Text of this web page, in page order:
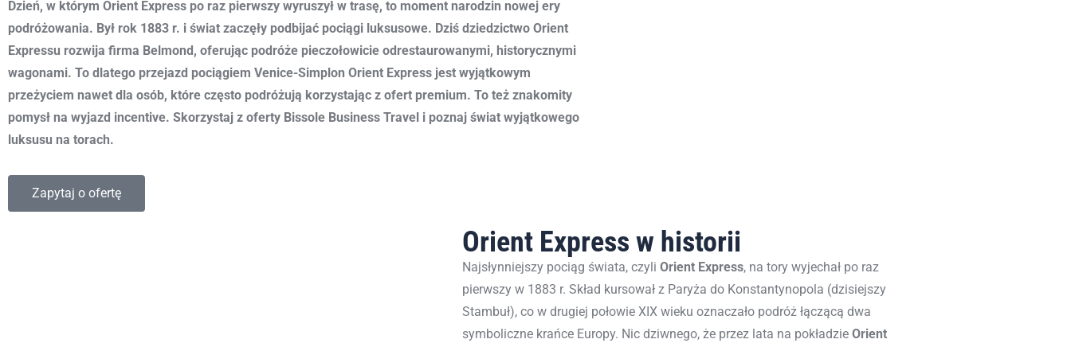
Dzień, w którym Orient Express po raz pierwszy wyruszył w trasę, to moment narodzin nowej ery
podróżowania. Był rok 1883 r. i świat zaczęły podbijać pociągi luksusowe. Dziś dziedzictwo Orient
Expressu rozwija firma Belmond, oferując podróże pieczołowicie odrestaurowanymi, historycznymi
wagonami. To dlatego przejazd pociągiem Venice-Simplon Orient Express jest wyjątkowym
przeżyciem nawet dla osób, które często podróżują korzystając z ofert premium. To też znakomity
pomysł na wyjazd incentive. Skorzystaj z oferty Bissole Business Travel i poznaj świat wyjątkowego
luksusu na torach.
Zapytaj o ofertę
Orient Express w historii
Najsłynniejszy pociąg świata, czyli Orient Express, na tory wyjechał po raz
pierwszy w 1883 r. Skład kursował z Paryża do Konstantynopola (dzisiejszy
Stambuł), co w drugiej połowie XIX wieku oznaczało podróż łączącą dwa
symboliczne krańce Europy. Nic dziwnego, że przez lata na pokładzie Orient